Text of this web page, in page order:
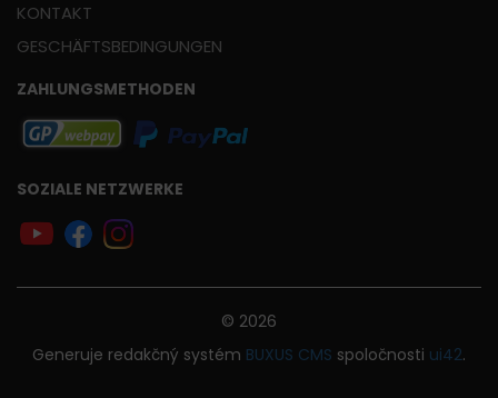
KONTAKT
GESCHÄFTSBEDINGUNGEN
ZAHLUNGSMETHODEN
SOZIALE NETZWERKE
© 2026
Generuje redakčný systém BUXUS CMS spoločnosti ui42.